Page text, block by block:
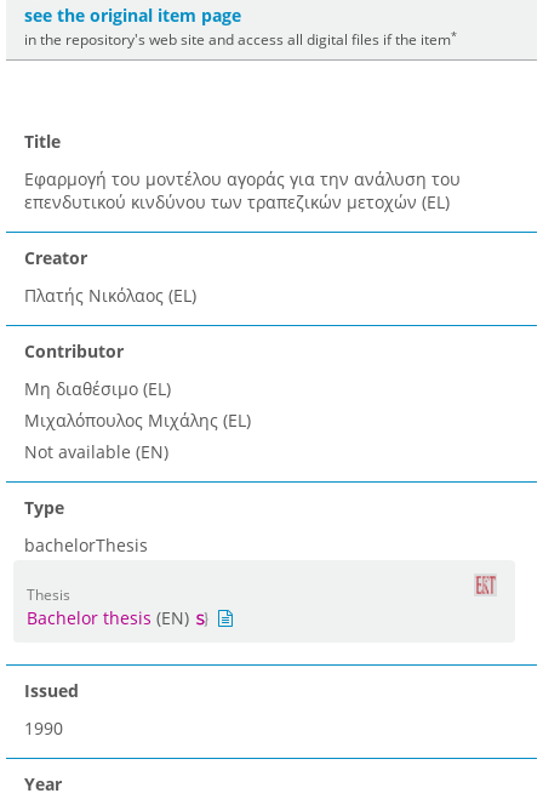
see the original item page
in the repository's web site and access all digital files if the item*
Title
Εφαρμογή του μοντέλου αγοράς για την ανάλυση του
επενδυτικού κινδύνου των τραπεζικών μετοχών (EL)
Creator
Πλατής Νικόλαος (EL)
Contributor
Μη διαθέσιμο (EL)
Μιχαλόπουλος Μιχάλης (EL)
Not available (EN)
Type
bachelorThesis
Thesis
Bachelor thesis (EN)
Issued
1990
Year